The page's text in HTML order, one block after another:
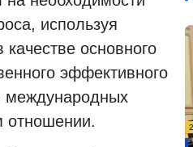
используя
качестве основного
эффективного
международных
отношении.